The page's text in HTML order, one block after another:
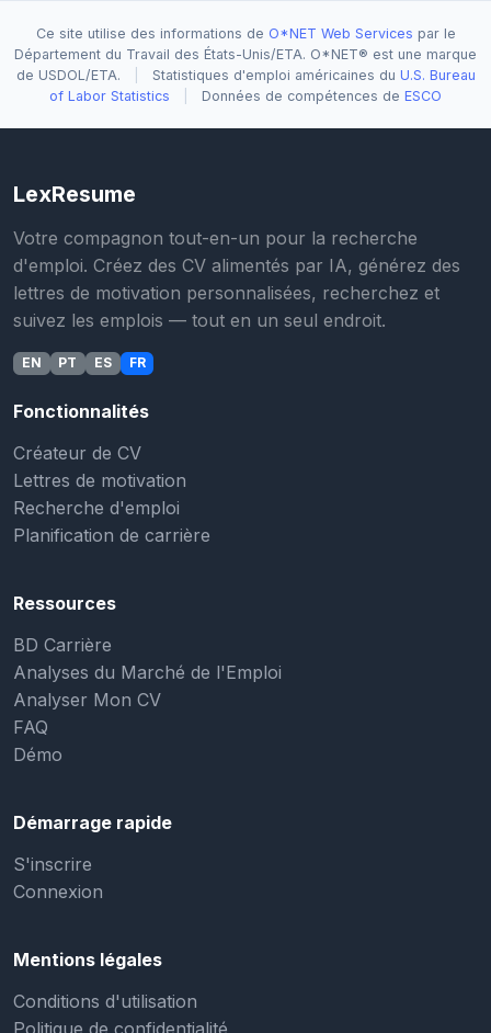
Ce site utilise des informations de O*NET Web Services par le
Département du Travail des États-Unis/ETA. O*NET® est une marque
de USDOL/ETA.
Statistiques d'emploi américaines du U.S. Bureau
of Labor Statistics
Données de compétences de ESCO
LexResume
Votre compagnon tout-en-un pour la recherche
d'emploi. Créez des CV alimentés par IA, générez des
lettres de motivation personnalisées, recherchez et
suivez les emplois — tout en un seul endroit.
EN PT ES FR
Fonctionnalités
Créateur de CV
Lettres de motivation
Recherche d'emploi
Planification de carrière
Ressources
BD Carrière
Analyses du Marché de l'Emploi
Analyser Mon CV
FAQ
Démo
Démarrage rapide
S'inscrire
Connexion
Mentions légales
Conditions d'utilisation
Politique de confidentialité